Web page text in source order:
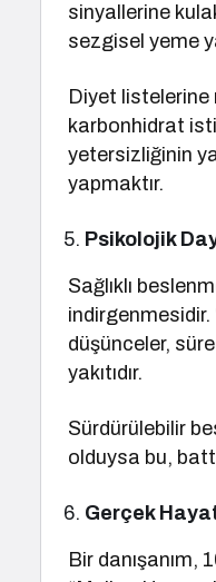
sinyallerine
sezgisel yeme
Diyet listelerine
karbonhidrat
yetersizliğinin
yapmaktır.
Psikolojik
Sağlıklı
indirgenmesidir.
düşünceler,
yakıtıdır.
Sürdürülebilir
olduysa bu,
Gerçek
Bir danışanım,